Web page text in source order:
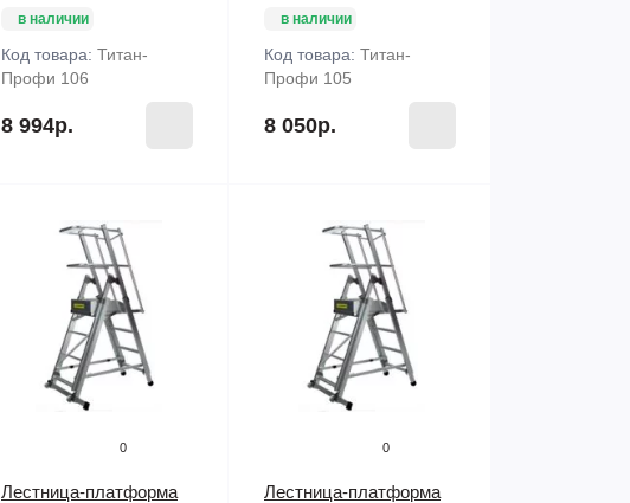
в наличии
Код товара: Титан-
Профи 106
8 994р.
в наличии
Код товара: Титан-
Профи 105
8 050р.
0
Лестница-платформа
0
Лестница-платформа